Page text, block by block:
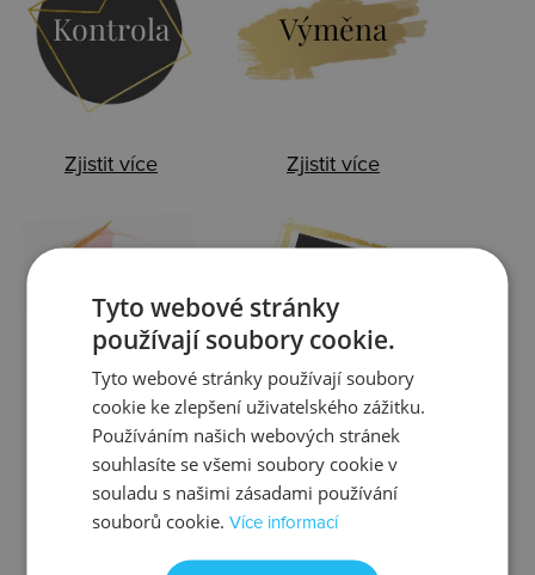
Kontrola
Zjistit více
Výměna
Zjistit více
Ztráta
Zjistit více
Balení
Zjistit více
Tyto webové stránky
používají soubory cookie.
Tyto webové stránky používají soubory
cookie ke zlepšení uživatelského zážitku.
Používáním našich webových stránek
souhlasíte se všemi soubory cookie v
souladu s našimi zásadami používání
souborů cookie.Více informací